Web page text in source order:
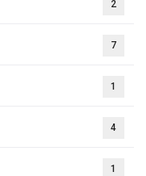
2
7
1
4
1